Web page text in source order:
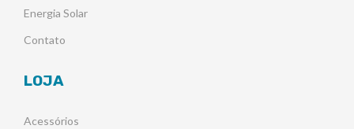
Energia Solar
Contato
LOJA
Acessórios